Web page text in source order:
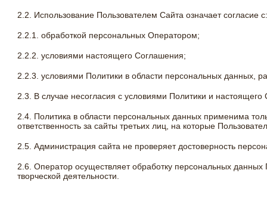
2.2. Использование Пользователем Сайта означает согласие
2.2.1. обработкой персональных Оператором;
2.2.2. условиями настоящего Соглашения;
2.2.3. условиями Политики в области персональных данных,
2.3. В случае несогласия с условиями Политики и
2.4. Политика в области персональных данных применима
ответственность за сайты третьих лиц, на которые
2.5. Администрация сайта не проверяет достоверность
2.6. Оператор осуществляет обработку персональных
творческой деятельности.